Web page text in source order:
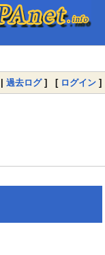
| 過去ログ] [ ログイン ]